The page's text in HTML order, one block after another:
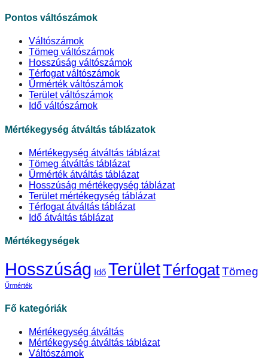
Pontos váltószámok
Váltószámok
Tömeg váltószámok
Hosszúság váltószámok
Térfogat váltószámok
Űrmérték váltószámok
Terület váltószámok
Idő váltószámok
Mértékegység átváltás táblázatok
Mértékegység átváltás táblázat
Tömeg átváltás táblázat
Űrmérték átváltás táblázat
Hosszúság mértékegység táblázat
Terület mértékegység táblázat
Térfogat átváltás táblázat
Idő átváltás táblázat
Mértékegységek
Hosszúság Idő TerületTérfogatTömeg
Űrmérték
Fő kategóriák
Mértékegység átváltás
Mértékegység átváltás táblázat
Váltószámok